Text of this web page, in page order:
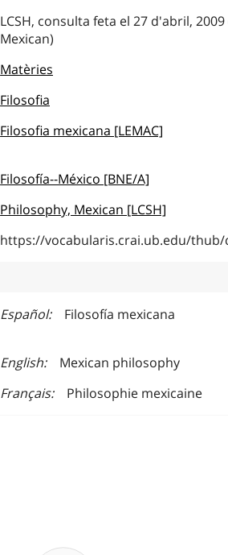
LCSH, consulta feta el 27 d'abril,
Mexican)
Matèries
Filosofia
Filosofia mexicana [LEMAC]
Filosofía--México [BNE/A]
Philosophy, Mexican [LCSH]
https://vocabularis.crai.ub.edu/thub/
Español Filosofía mexicana
English
Mexican philosophy
Français
Philosophie mexicaine